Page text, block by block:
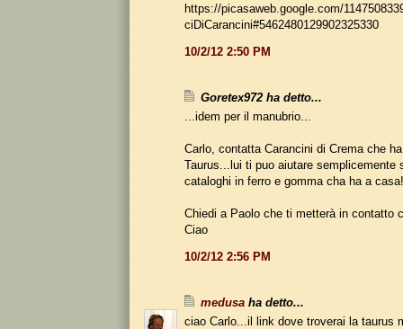
https://picasaweb.google.com/
ciDiCarancini#5462480129902325330
10/2/12 2:50 PM
Goretex972 ha detto...
...idem per il manubrio...
Carlo, contatta Carancini di Crema che
Taurus...lui ti puo aiutare semplicemente
cataloghi in ferro e gomma cha ha a
Chiedi a Paolo che ti metterà in contatto
Ciao
10/2/12 2:56 PM
medusa ha detto...
ciao Carlo...il link dove troverai la taurus